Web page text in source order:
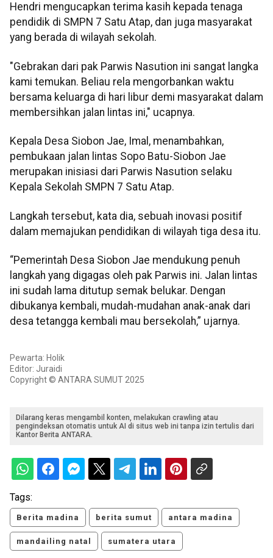
Hendri mengucapkan terima kasih kepada tenaga
pendidik di SMPN 7 Satu Atap, dan juga masyarakat
yang berada di wilayah sekolah.
"Gebrakan dari pak Parwis Nasution ini sangat langka
kami temukan. Beliau rela mengorbankan waktu
bersama keluarga di hari libur demi masyarakat dalam
membersihkan jalan lintas ini," ucapnya.
Kepala Desa Siobon Jae, Imal, menambahkan,
pembukaan jalan lintas Sopo Batu-Siobon Jae
merupakan inisiasi dari Parwis Nasution selaku
Kepala Sekolah SMPN 7 Satu Atap.
Langkah tersebut, kata dia, sebuah inovasi positif
dalam memajukan pendidikan di wilayah tiga desa itu.
“Pemerintah Desa Siobon Jae mendukung penuh
langkah yang digagas oleh pak Parwis ini. Jalan lintas
ini sudah lama ditutup semak belukar. Dengan
dibukanya kembali, mudah-mudahan anak-anak dari
desa tetangga kembali mau bersekolah,” ujarnya.
Pewarta: Holik
Editor: Juraidi
Copyright © ANTARA SUMUT 2025
Dilarang keras mengambil konten, melakukan crawling atau
pengindeksan otomatis untuk AI di situs web ini tanpa izin tertulis dari
Kantor Berita ANTARA.
Tags:
Berita madina berita sumut antara madina
mandailing natal sumatera utara